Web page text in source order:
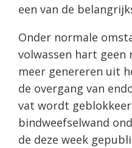
een van de
Onder normale
volwassen hart geen
meer genereren uit
de overgang van
vat wordt
bindweefselwand
de deze week